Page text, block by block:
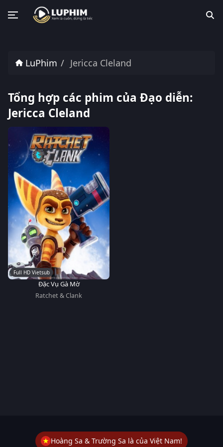
LuPhim Jericca Cleland
Tổng hợp các phim của Đạo diễn:
Jericca Cleland
Full HD Vietsub
Đặc Vụ Gà Mờ
Ratchet & Clank
Hoàng Sa & Trường Sa là của Việt Nam!